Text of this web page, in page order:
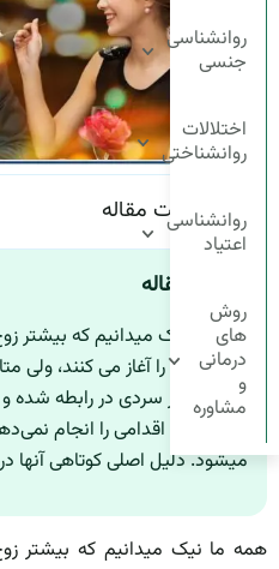
روانشناسی
جنسی
اختلالات
روانشناختی
روانشناسی
اعتیاد
روش
های
درمانی
و
مشاوره
فهرست مقاله
چکیده مقاله
همه ما نیک میدانیم که بیشتر
زندگی خود را آغاز می کنند، ولی
زندگی دچار سردی در رابطه شده
رابطه هیچ اقدامی را انجام
میشود. دلیل اصلی کوتاهی آنها
همه ما نیک میدانیم که بیشتر